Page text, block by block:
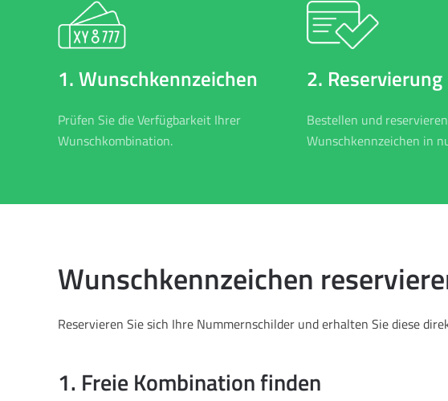
1. Wunschkennzeichen
Prüfen Sie die Verfügbarkeit Ihrer
Wunschkombination.
2. Reservierung
Bestellen und
Wunschkennzeichen in
Wunschkennzeichen
Reservieren Sie sich Ihre Nummernschilder und erhalten Sie diese
1. Freie Kombination finden